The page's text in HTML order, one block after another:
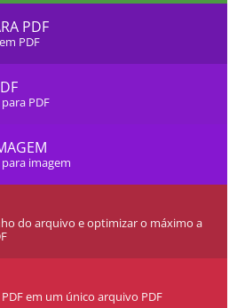
PDF
PDF
PDF
imagem
do arquivo e optimizar o máximo a
em um único arquivo PDF